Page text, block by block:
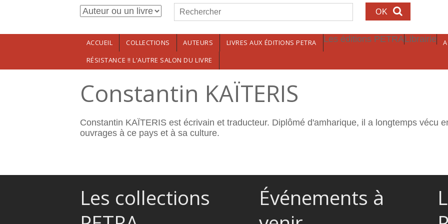
Aller au contenu principalFormulaire de recherche
Rechercher
ACCUEIL COLLECTIONS AUTEURS LIVRES AUX ÉDITIONS PETRA Les éditions PETRALibrairie
RÉSISTANCE !! L'AUTRE SALON DU LIVRE
Constantin KAÏTERIS
Constantin KAÏTERIS est écrivain et traducteur. Diplômé d'amharique, il a longtemps vécu
ouvrages à ce pays et à sa culture.
Les collections
Événements à